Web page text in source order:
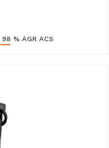
98 % AGR ACS